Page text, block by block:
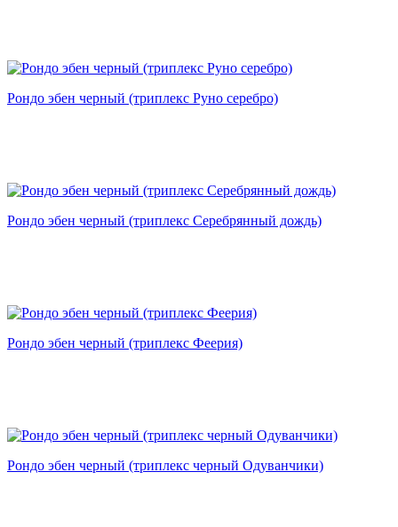
Рондо эбен черный (триплекс Руно серебро)
Рондо эбен черный (триплекс Серебрянный дождь)
Рондо эбен черный (триплекс Феерия)
Рондо эбен черный (триплекс черный Одуванчики)